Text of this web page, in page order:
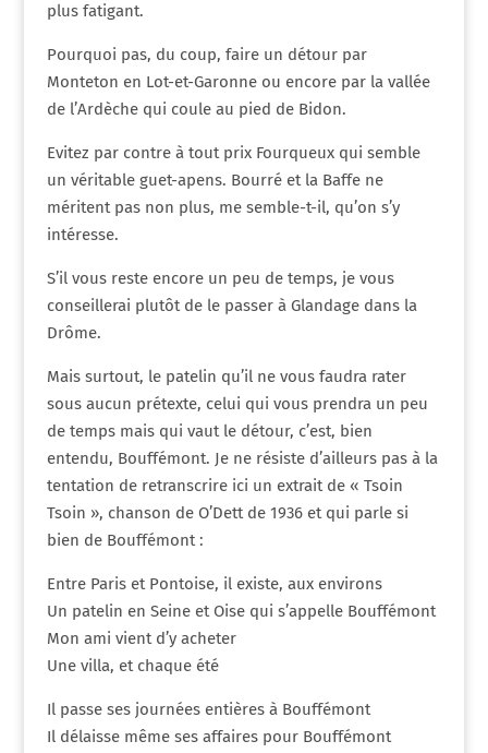
plus fatigant.
Pourquoi pas, du coup, faire un détour par
Monteton en Lot-et-Garonne ou encore par la vallée
de l’Ardèche qui coule au pied de Bidon.
Evitez par contre à tout prix Fourqueux qui semble
un véritable guet-apens. Bourré et la Baffe ne
méritent pas non plus, me semble-t-il, qu’on s’y
intéresse.
S’il vous reste encore un peu de temps, je vous
conseillerai plutôt de le passer à Glandage dans la
Drôme.
Mais surtout, le patelin qu’il ne vous faudra rater
sous aucun prétexte, celui qui vous prendra un peu
de temps mais qui vaut le détour, c’est, bien
entendu, Bouffémont. Je ne résiste d’ailleurs pas à la
tentation de retranscrire ici un extrait de « Tsoin
Tsoin », chanson de O’Dett de 1936 et qui parle si
bien de Bouffémont :
Entre Paris et Pontoise, il existe, aux environs
Un patelin en Seine et Oise qui s’appelle Bouffémont
Mon ami vient d’y acheter
Une villa, et chaque été
Il passe ses journées entières à Bouffémont
Il délaisse même ses affaires pour Bouffémont